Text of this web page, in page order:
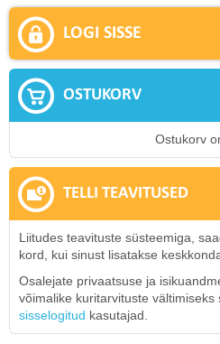
LOGI SISSE
OSTUKORV
Ostukorv
TELLI TEAVITUSED
Liitudes teavituste süsteemiga,
kord, kui sinust lisatakse
Osalejate privaatsuse ja
võimalike kuritarvituste
sisselogitud kasutajad.